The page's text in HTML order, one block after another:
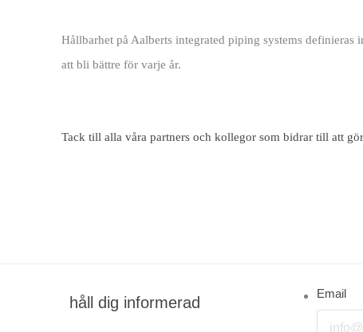
Hållbarhet på Aalberts integrated piping systems definieras
att bli bättre för varje år.
Tack till alla våra partners och kollegor som bidrar till att
håll dig informerad
Email